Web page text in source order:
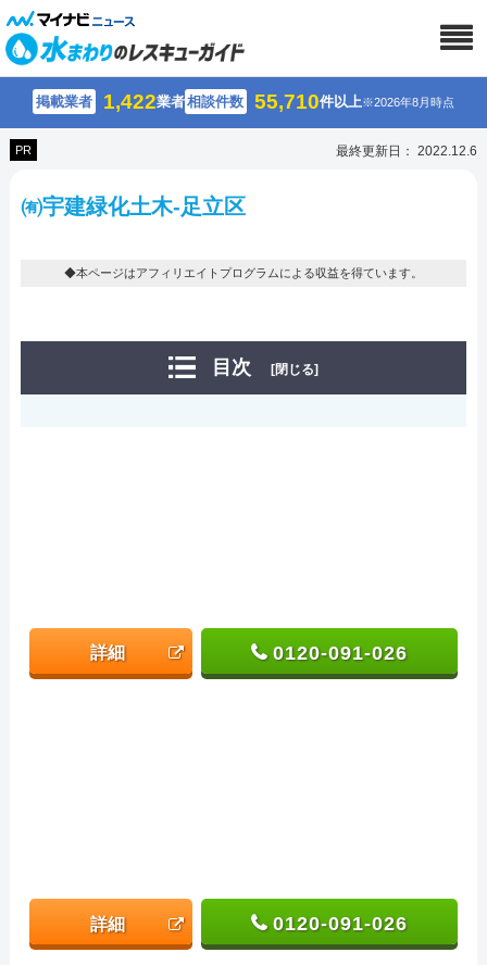
掲載業者 1,422業者相談件数 55,710件以上※2026年8月時点
PR 最終更新日： 2022.12.6
㈲宇建緑化土木-足立区
◆本ページはアフィリエイトプログラムによる収益を得ています。
目次 [閉じる]
詳細 0120-091-026
詳細 0120-091-026